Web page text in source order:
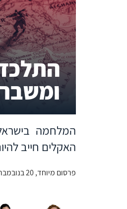
המלחמה
האקלים חייב
פרסום מיוחד, 20 בנובמבר 2023